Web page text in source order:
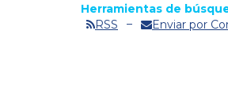
Herramientas de
RSS
Enviar por